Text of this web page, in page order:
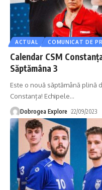
ACTUAL COMUNICAT DE
Calendar CSM
Săptămâna 3
Este o nouă săptămână plină
Constanța! Echipele…
Dobrogea Explore 22/09/2023